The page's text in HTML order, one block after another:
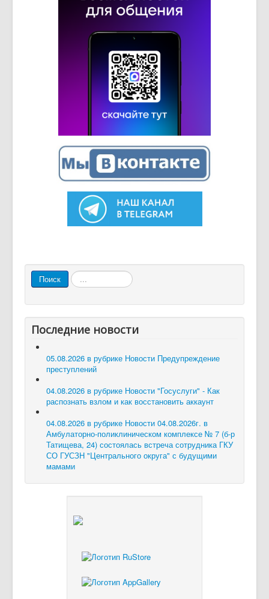
Поиск Искать...
Последние новости
05.08.2026 в рубрике Новости Предупреждение
преступлений
04.08.2026 в рубрике Новости "Госуслуги" - Как
распознать взлом и как восстановить аккаунт
04.08.2026 в рубрике Новости 04.08.2026г. в
Амбулаторно-поликлиническом комплексе № 7 (б-р
Татищева, 24) состоялась встреча сотрудника ГКУ
СО ГУСЗН "Центрального округа" с будущими
мамами